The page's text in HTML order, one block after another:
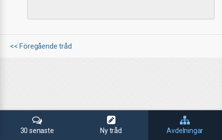
<< Föregående tråd
30 senaste Ny tråd Avdelningar